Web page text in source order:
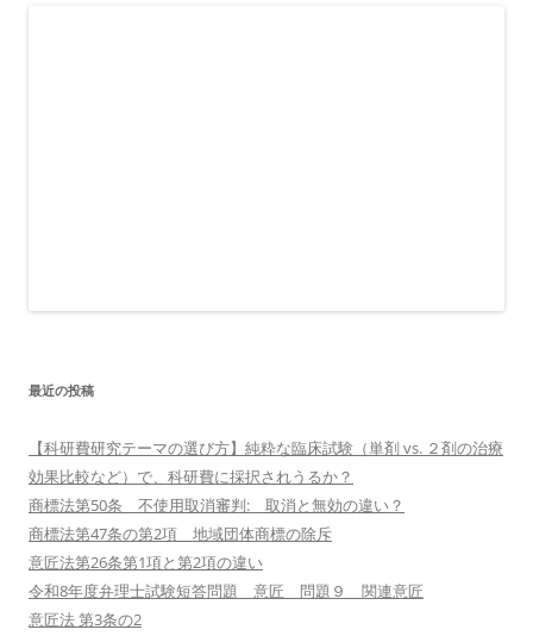
最近の投稿
【科研費研究テーマの選び方】純粋な臨床試験（単剤 vs. ２剤の治療
効果比較など）で、科研費に採択されうるか？
商標法第50条 不使用取消審判: 取消と無効の違い？
商標法第47条の第2項 地域団体商標の除斥
意匠法第26条第1項と第2項の違い
令和8年度弁理士試験短答問題 意匠 問題９ 関連意匠
意匠法 第3条の2